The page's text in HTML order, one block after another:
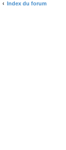
Index du forum